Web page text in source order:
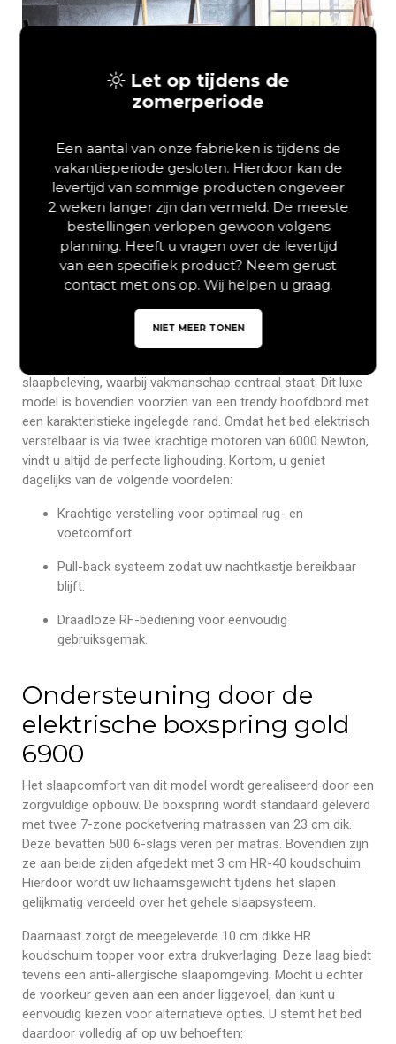
Elektrische boxspring gold
6900 voor ergonomisch
slaapcomfort
slaapbeleving, waarbij vakmanschap centraal staat. Dit luxe
model is bovendien voorzien van een trendy hoofdbord met
een karakteristieke ingelegde rand. Omdat het bed elektrisch
verstelbaar is via twee krachtige motoren van 6000 Newton,
vindt u altijd de perfecte lighouding. Kortom, u geniet
dagelijks van de volgende voordelen:
Krachtige verstelling voor optimaal rug- en
voetcomfort.
Pull-back systeem zodat uw nachtkastje bereikbaar
blijft.
Draadloze RF-bediening voor eenvoudig
gebruiksgemak.
Ondersteuning door de
elektrische boxspring gold
6900
Het slaapcomfort van dit model wordt gerealiseerd door een
zorgvuldige opbouw. De boxspring wordt standaard geleverd
met twee 7-zone pocketvering matrassen van 23 cm dik.
Deze bevatten 500 6-slags veren per matras. Bovendien zijn
ze aan beide zijden afgedekt met 3 cm HR-40 koudschuim.
Hierdoor wordt uw lichaamsgewicht tijdens het slapen
gelijkmatig verdeeld over het gehele slaapsysteem.
Daarnaast zorgt de meegeleverde 10 cm dikke HR
koudschuim topper voor extra drukverlaging. Deze laag biedt
tevens een anti-allergische slaapomgeving. Mocht u echter
de voorkeur geven aan een ander liggevoel, dan kunt u
eenvoudig kiezen voor alternatieve opties. U stemt het bed
daardoor volledig af op uw behoeften:
Let op tijdens de
zomerperiode
Een aantal van onze fabrieken is tijdens de
vakantieperiode gesloten. Hierdoor kan de
levertijd van sommige producten ongeveer
2 weken langer zijn dan vermeld. De meeste
bestellingen verlopen gewoon volgens
planning. Heeft u vragen over de levertijd
van een specifiek product? Neem gerust
contact met ons op. Wij helpen u graag.
NIET MEER TONEN